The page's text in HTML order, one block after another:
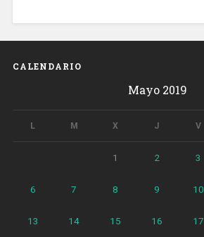
CALENDARIO
Mayo 2019
L M X J V
1 2 3
6 7 8 9 10
13 14 15 16 17